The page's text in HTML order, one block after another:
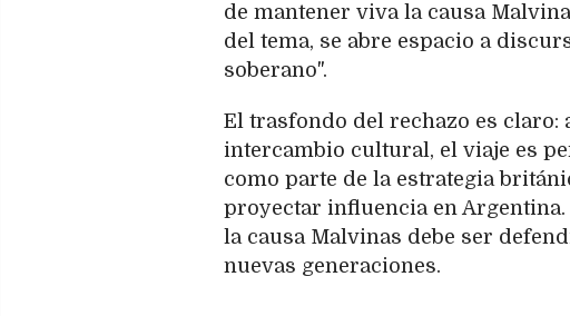
de mantener viva la causa
del tema, se abre espacio a
soberano".
El trasfondo del rechazo es claro:
intercambio cultural, el viaje es
como parte de la estrategia
proyectar influencia en Argentina.
la causa Malvinas debe ser
nuevas generaciones.